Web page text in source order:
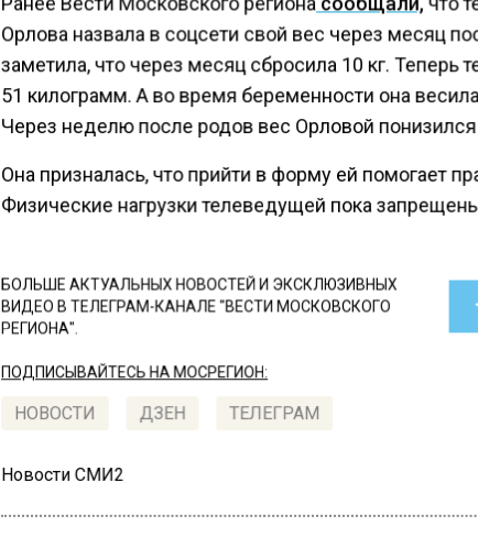
Орлова назвала в соцсети свой вес через месяц
заметила, что через месяц сбросила 10 кг. Теперь
51 килограмм. А во время беременности она
Через неделю после родов вес Орловой понизился
Она призналась, что прийти в форму ей помогает
Физические нагрузки телеведущей пока
БОЛЬШЕ АКТУАЛЬНЫХ НОВОСТЕЙ И ЭКСКЛЮЗИВНЫХ
ВИДЕО В ТЕЛЕГРАМ-КАНАЛЕ "ВЕСТИ МОСКОВСКОГО
РЕГИОНА".
ПОДПИСЫВАЙТЕСЬ НА МОСРЕГИОН:
НОВОСТИ ДЗЕН ТЕЛЕГРАМ
Новости СМИ2